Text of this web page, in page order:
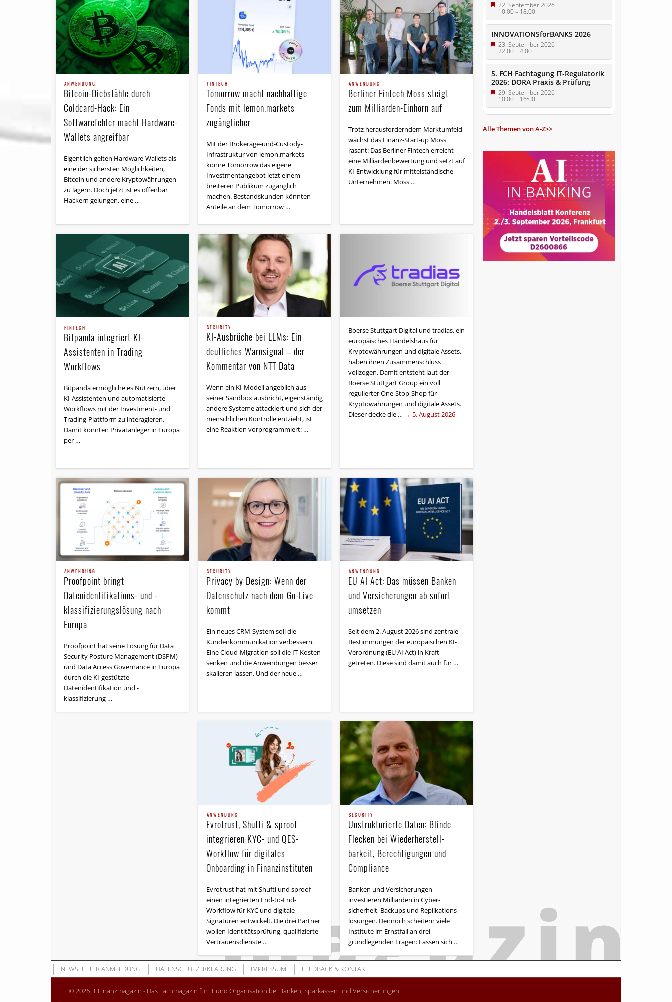
FINTECH
Tomorrow macht nachhaltige
Fonds mit lemon.markets
zugänglicher
Mit der Brokerage-und-Custody-
Infrastruktur von lemon.markets
könne Tomorrow das eigene
Investmentangebot jetzt einem
breiteren Publikum zugänglich
machen. Bestandskunden könnten
Anteile an dem Tomorrow …
ANWENDUNG
Berliner Fintech Moss steigt
zum Milliarden-Einhorn auf
Trotz herausforderndem Marktumfeld
wächst das Finanz-Start-up Moss
rasant: Das Berliner Fintech erreicht
eine Milliardenbewertung und setzt auf
KI-Entwicklung für mittelständische
Unternehmen. Moss …
ANWENDUNG
Bitcoin-Diebstähle durch
Coldcard-Hack: Ein
Softwarefehler macht Hardware-
Wallets angreifbar
Eigentlich gelten Hardware-Wallets als
eine der sichersten Möglichkeiten,
Bitcoin und andere Kryptowährungen
zu lagern. Doch jetzt ist es offenbar
Hackern gelungen, eine …
SECURITY
KI-Ausbrüche bei LLMs: Ein
deutliches Warnsignal – der
Kommentar von NTT Data
Wenn ein KI-Modell angeblich aus
seiner Sandbox ausbricht, eigenständig
andere Systeme attackiert und sich der
menschlichen Kontrolle entzieht, ist
eine Reaktion vorprogrammiert: …
Boerse Stuttgart Digital und tradias, ein
europäisches Handelshaus für
Kryptowährungen und digitale Assets,
haben ihren Zusammenschluss
vollzogen. Damit entsteht laut der
Boerse Stuttgart Group ein voll
regulierter One-Stop-Shop für
Kryptowährungen und digitale Assets.
Dieser decke die … → 5. August 2026
FINTECH
Bitpanda integriert KI-
Assistenten in Trading
Workflows
Bitpanda ermögliche es Nutzern, über
KI-Assistenten und automatisierte
Workflows mit der Investment- und
Trading-Plattform zu interagieren.
Damit könnten Privatanleger in Europa
per …
SECURITY
Privacy by Design: Wenn der
Datenschutz nach dem Go-Live
kommt
Ein neues CRM-System soll die
Kunden­kommunikation verbessern.
Eine Cloud-Migration soll die IT-Kosten
senken und die Anwendungen besser
skalieren lassen. Und der neue …
ANWENDUNG
EU AI Act: Das müssen Banken
und Versicherungen ab sofort
umsetzen
Seit dem 2. August 2026 sind zentrale
Bestimmungen der europäischen KI-
Verordnung (EU AI Act) in Kraft
getreten. Diese sind damit auch für …
ANWENDUNG
Proofpoint bringt
Datenidentifikations- und -
klassifizierungslösung nach
Europa
Proofpoint hat seine Lösung für Data
Security Posture Management (DSPM)
und Data Access Governance in Europa
durch die KI-gestützte
Datenidentifikation und -
klassifizierung …
ANWENDUNG
Evrotrust, Shufti & sproof
integrieren KYC- und QES-
Workflow für digitales
Onboarding in Finanzinstituten
Evrotrust hat mit Shufti und sproof
einen integrierten End-to-End-
Workflow für KYC und digitale
Signaturen entwickelt. Die drei Partner
wollen Identitätsprüfung, qualifizierte
Vertrauensdienste …
SECURITY
Unstrukturierte Daten: Blinde
Flecken bei Wieder­herstell­
barkeit, Berechtigungen und
Compliance
Banken und Versicherungen
investieren Milliarden in Cyber­
sicherheit, Backups und Replikations­
lösungen. Dennoch scheitern viele
Institute im Ernstfall an drei
grundlegenden Fragen: Lassen sich …
22. September 2026
10:00– 18:00
INNOVATIONSforBANKS 2026
23. September 2026
22:00–4:00
5. FCH Fachtagung IT-Regulatorik
2026: DORA Praxis & Prüfung
29. September 2026
10:00– 16:00
Alle Themen von A-Z>>
NEWSLETTER ANMELDUNG DATENSCHUTZERKLÄRUNG IMPRESSUM FEEDBACK & KONTAKT
© 2026 IT Finanzmagazin - Das Fachmagazin für IT und Organisation bei Banken, Sparkassen und Versicherungen